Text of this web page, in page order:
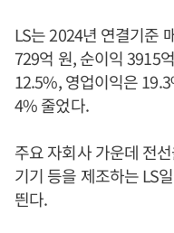
LS는 2024년 연결기준
729억 원, 순이익 3915
12.5%, 영업이익은
4% 줄었다.
주요 자회사 가운데 전
기기 등을 제조하는 LS
띈다.